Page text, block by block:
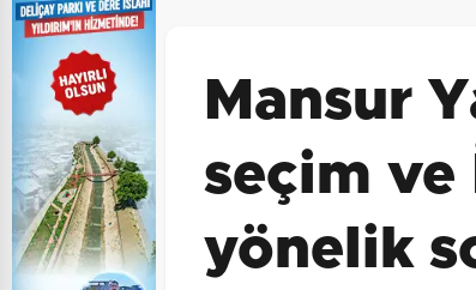
Mansur
seçim
yönelik